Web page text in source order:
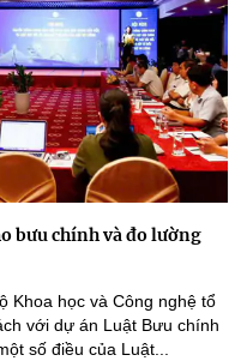
bưu chính và đo lường
Khoa học và Công nghệ tổ
với dự án Luật Bưu chính
số điều của Luật...